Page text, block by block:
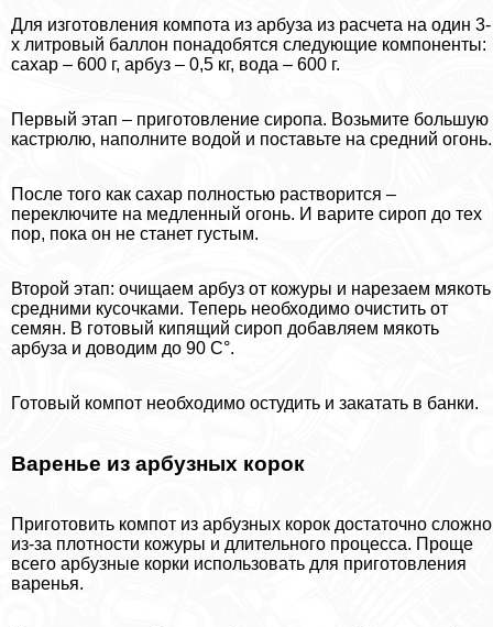
Для изготовления компота из арбуза из расчета на один 3-
х литровый баллон понадобятся следующие компоненты:
сахар – 600 г, арбуз – 0,5 кг, вода – 600 г.
Первый этап – приготовление сиропа. Возьмите большую
кастрюлю, наполните водой и поставьте на средний огонь.
После того как сахар полностью растворится –
переключите на медленный огонь. И варите сироп до тех
пор, пока он не станет густым.
Второй этап: очищаем арбуз от кожуры и нарезаем мякоть
средними кусочками. Теперь необходимо очистить от
семян. В готовый кипящий сироп добавляем мякоть
арбуза и доводим до 90 С°.
Готовый компот необходимо остудить и закатать в банки.
Варенье из арбузных корок
Приготовить компот из арбузных корок достаточно сложно
из-за плотности кожуры и длительного процесса. Проще
всего арбузные корки использовать для приготовления
варенья.